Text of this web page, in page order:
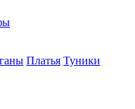
Платья Туники